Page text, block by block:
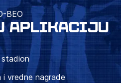
BEO
APLIKACIJU
stadion
i vredne nagrade